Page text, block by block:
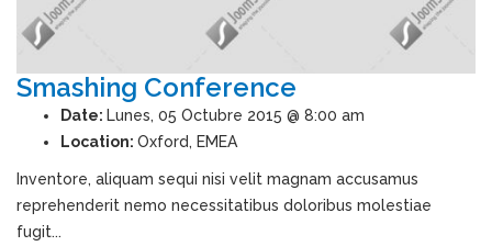
Smashing Conference
Date: Lunes, 05 Octubre 2015 @ 8:00 am
Location: Oxford, EMEA
Inventore, aliquam sequi nisi velit magnam accusamus
reprehenderit nemo necessitatibus doloribus molestiae
fugit...